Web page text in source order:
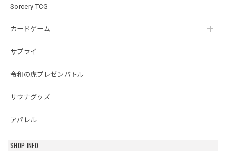
Sorcery TCG
カードゲーム
サプライ
令和の虎プレゼンバトル
サウナグッズ
アパレル
SHOP INFO